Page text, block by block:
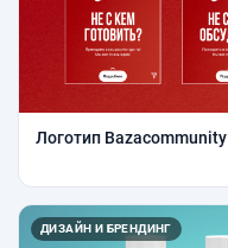
Логотип Bazacommunity
ДИЗАЙН И БРЕНДИНГ